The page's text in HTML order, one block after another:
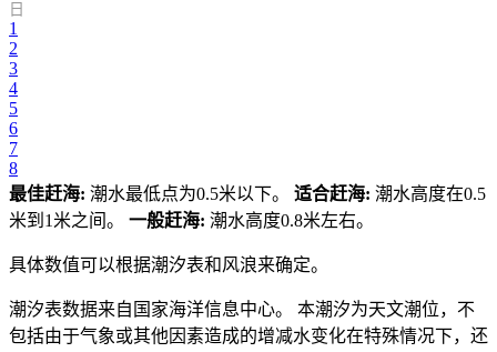
日
1
2
3
4
5
6
7
8
最佳赶海: 潮水最低点为0.5米以下。 适合赶海: 潮水高度在0.5
米到1米之间。 一般赶海: 潮水高度0.8米左右。
具体数值可以根据潮汐表和风浪来确定。
潮汐表数据来自国家海洋信息中心。 本潮汐为天文潮位，不
包括由于气象或其他因素造成的增减水变化在特殊情况下，还